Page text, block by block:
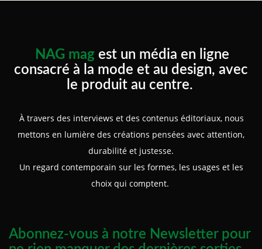
NAG mag est un média en ligne
consacré à la mode et au design, avec
le produit au centre.
À travers des interviews et des contenus éditoriaux, nous
mettons en lumière des créations pensées avec attention,
durabilité et justesse.
Un regard contemporain sur les formes, les usages et les
choix qui comptent.
Abonnez-vous à notre Newsletter pour